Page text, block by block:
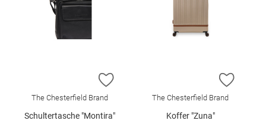
ZUR WUNSCHLISTE HINZUFÜGEN
The Chesterfield Brand
Schultertasche "Montira"
ZUR
The Chesterfield Brand
Koffer "Zuna"